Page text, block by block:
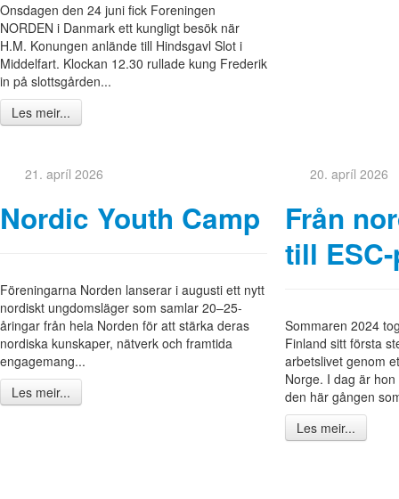
Onsdagen den 24 juni fick Foreningen
NORDEN i Danmark ett kungligt besök när
H.M. Konungen anlände till Hindsgavl Slot i
Middelfart. Klockan 12.30 rullade kung Frederik
in på slottsgården...
Les meir...
21. apríl 2026
Nordic Youth Camp
Föreningarna Norden lanserar i augusti ett nytt
nordiskt ungdomsläger som samlar 20–25-
åringar från hela Norden för att stärka deras
nordiska kunskaper, nätverk och framtida
engagemang...
Les meir...
20. apríl 2026
Från
till
Sommaren 2024
Finland sitt första
arbetslivet genom
Norge. I dag är
den här gången
Les meir...